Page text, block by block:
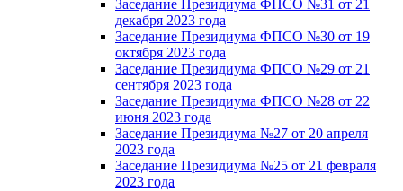
Заседание Президиума ФПСО №31 от 21
декабря 2023 года
Заседание Президиума ФПСО №30 от 19
октября 2023 года
Заседание Президиума ФПСО №29 от 21
сентября 2023 года
Заседание Президиума ФПСО №28 от 22
июня 2023 года
Заседание Президиума №27 от 20 апреля
2023 года
Заседание Президиума №25 от 21 февраля
2023 года